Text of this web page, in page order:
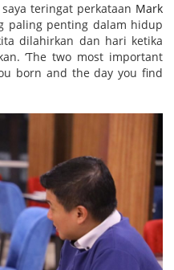
teringat perkataan Mark
paling penting dalam hidup
dilahirkan dan hari ketika
‘The two most important
born and the day you find